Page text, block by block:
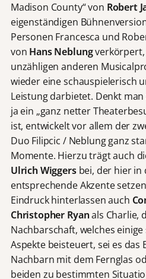
Madison County“ von Robert
eigenständigen
Personen Francesca und
von Hans Neblung
unzähligen anderen
wieder eine schauspielerisch
Leistung darbietet. Denkt
ja ein „ganz netter
ist, entwickelt vor allem der
Duo Filipcic / Neblung ganz
Momente. Hierzu trägt auch
Ulrich Wiggersbei, der hier in
entsprechende Akzente
Eindruck hinterlassen auch
Christopher Ryanals Charlie,
Nachbarschaft, welches
Aspekte beisteuert, sei es das
Nachbarn mit dem Fernglas
beiden zu bestimmten